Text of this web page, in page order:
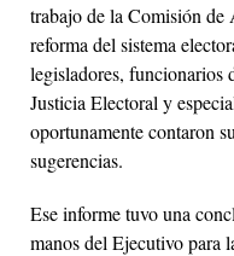
trabajo de la Comisión de
reforma del sistema
legisladores, funcionarios
Justicia Electoral y
oportunamente contaron
sugerencias.
Ese informe tuvo una
manos del Ejecutivo para